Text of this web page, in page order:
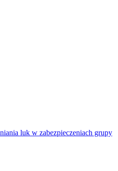
luk w zabezpieczeniach grupy